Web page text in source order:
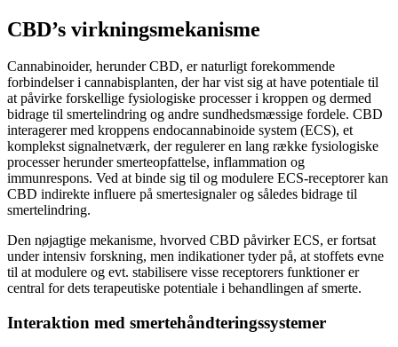
CBD’s virkningsmekanisme
Cannabinoider, herunder CBD, er naturligt forekommende
forbindelser i cannabisplanten, der har vist sig at have potentiale til
at påvirke forskellige fysiologiske processer i kroppen og dermed
bidrage til smertelindring og andre sundhedsmæssige fordele. CBD
interagerer med kroppens endocannabinoide system (ECS), et
komplekst signalnetværk, der regulerer en lang række fysiologiske
processer herunder smerteopfattelse, inflammation og
immunrespons. Ved at binde sig til og modulere ECS-receptorer kan
CBD indirekte influere på smertesignaler og således bidrage til
smertelindring.
Den nøjagtige mekanisme, hvorved CBD påvirker ECS, er fortsat
under intensiv forskning, men indikationer tyder på, at stoffets evne
til at modulere og evt. stabilisere visse receptorers funktioner er
central for dets terapeutiske potentiale i behandlingen af smerte.
Interaktion med smertehåndteringssystemer